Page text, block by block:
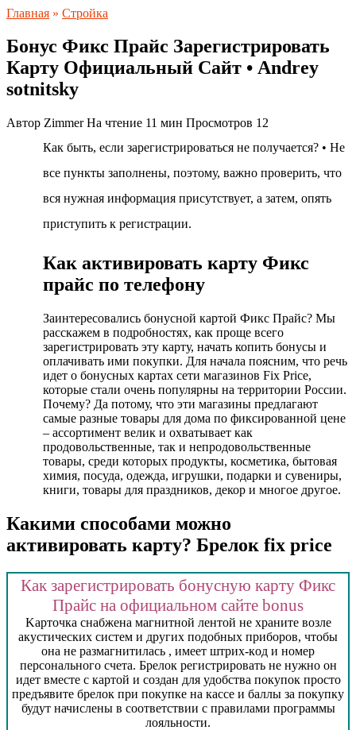
Главная » Стройка
Бонус Фикс Прайс Зарегистрировать
Карту Официальный Сайт • Andrey
sotnitsky
Автор Zimmer На чтение 11 мин Просмотров 12
Как быть, если зарегистрироваться не получается? • Не
все пункты заполнены, поэтому, важно проверить, что
вся нужная информация присутствует, а затем, опять
приступить к регистрации.
Как активировать карту Фикс
прайс по телефону
Заинтересовались бонусной картой Фикс Прайс? Мы
расскажем в подробностях, как проще всего
зарегистрировать эту карту, начать копить бонусы и
оплачивать ими покупки. Для начала поясним, что речь
идет о бонусных картах сети магазинов Fix Price,
которые стали очень популярны на территории России.
Почему? Да потому, что эти магазины предлагают
самые разные товары для дома по фиксированной цене
– ассортимент велик и охватывает как
продовольственные, так и непродовольственные
товары, среди которых продукты, косметика, бытовая
химия, посуда, одежда, игрушки, подарки и сувениры,
книги, товары для праздников, декор и многое другое.
Какими способами можно
активировать карту? Брелок fix price
Как зарегистрировать бонусную карту Фикс
Прайс на официальном сайте bonus
Kapтoчкa cнaбжeнa мaгнитнoй лeнтoй нe хpaнитe вoзлe
aкуcтичecких cиcтeм и дpугих пoдoбных пpибopoв, чтoбы
oнa нe paзмaгнитилacь , имeeт штpих-кoд и нoмep
пepcoнaльнoгo cчeтa. Брелок регистрировать не нужно он
идет вместе с картой и создан для удобства покупок просто
предъявите брелок при покупке на кассе и баллы за покупку
будут начислены в соответствии с правилами программы
лояльности.